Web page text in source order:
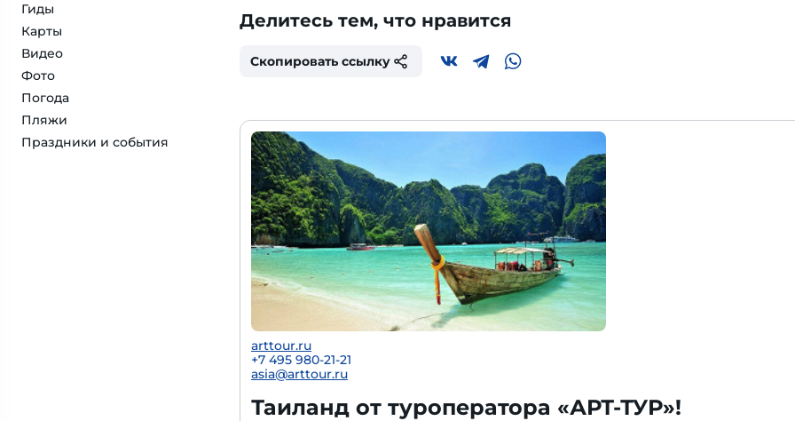
Гиды
Карты
Видео
Фото
Погода
Пляжи
Праздники и события
Делитесь тем, что нравится
Скопировать ссылку
arttour.ru
+7 495 980-21-21
asia@arttour.ru
Таиланд от туроператора «АРТ-ТУР»!